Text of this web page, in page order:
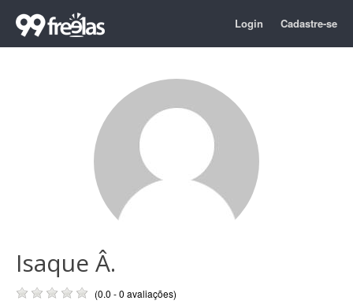
Login Cadastre-se
Isaque Â.
(0.0 - 0 avaliações)